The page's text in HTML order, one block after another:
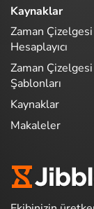
Kaynaklar
Zaman Çizelgesi
Hesaplayıcı
Zaman Çizelgesi
Şablonları
Kaynaklar
Makaleler